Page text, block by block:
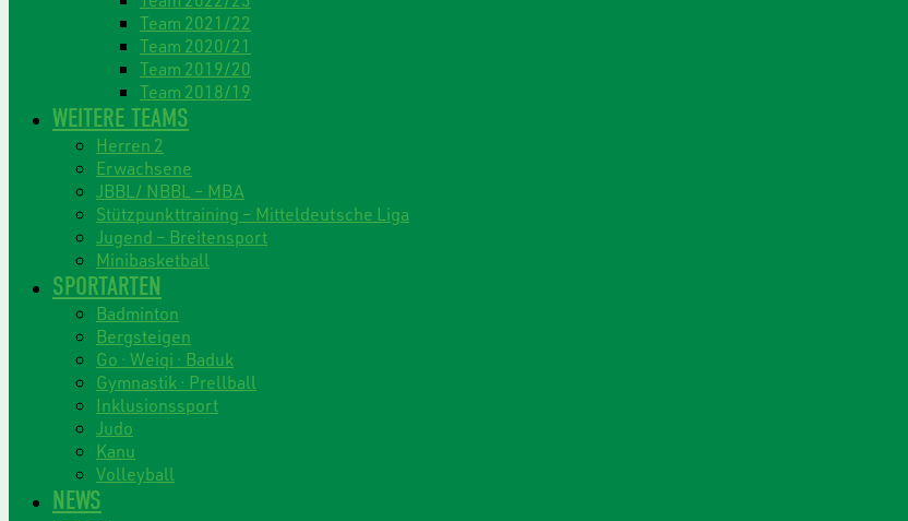
Team 2021/22
Team 2020/21
Team 2019/20
Team 2018/19
WEITERE TEAMS
Herren 2
Erwachsene
JBBL/ NBBL – MBA
Stützpunkttraining – Mitteldeutsche Liga
Jugend – Breitensport
Minibasketball
SPORTARTEN
Badminton
Bergsteigen
Go · Weiqi · Baduk
Gymnastik · Prellball
Inklusionssport
Judo
Kanu
Volleyball
NEWS